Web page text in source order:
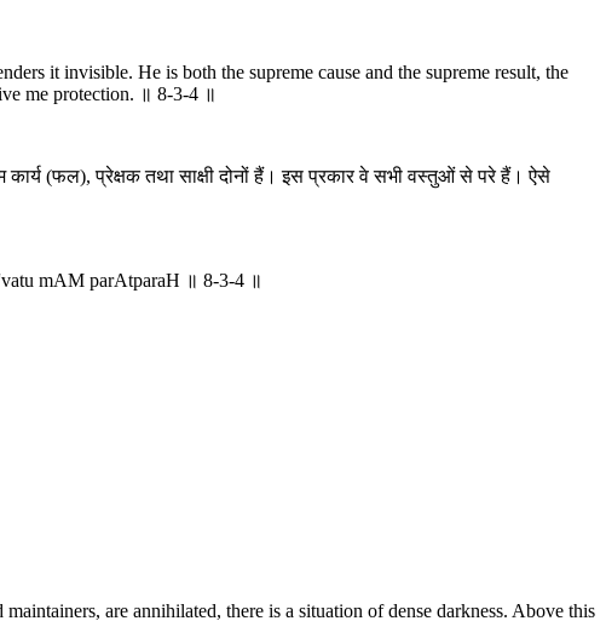
it invisible. He is both the supreme cause and the supreme result, the
me protection. ॥ 8-3-4 ॥
कार्य (फल), प्रेक्षक तथा साक्षी दोनों हैं। इस प्रकार वे सभी वस्तुओं से परे हैं। ऐसे
mAM parAtparaH ॥ 8-3-4 ॥
are annihilated, there is a situation of dense darkness. Above this